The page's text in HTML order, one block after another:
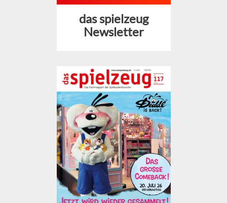
das spielzeug
Newsletter